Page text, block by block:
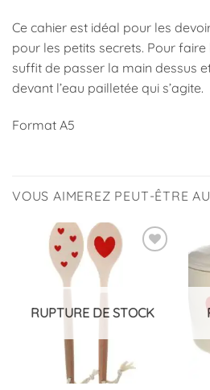
Ce cahier est idéal pour les
pour les petits secrets. Pour
suffit de passer la main dessus
devant l’eau pailletée qui s’agite.
Format A5
VOUS AIMEREZ PEUT-ÊTRE
RUPTURE DE STOCK